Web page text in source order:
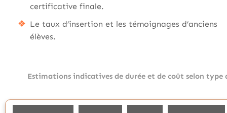
certificative finale.
Le taux d’insertion et les témoignages d’anciens
élèves.
Estimations indicatives de durée et de coût selon